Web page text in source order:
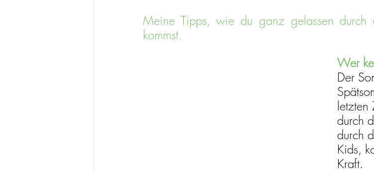
Meine Tipps, wie du ganz gelassen durch
kommst.
Wer
Der
letzten
durch
durch
Kids,
Kraft.